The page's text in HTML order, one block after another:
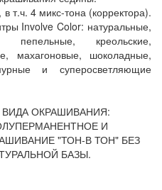
т.ч. 4 микс-тона (корректора).
Involve Color: натуральные,
пепельные, креольские,
махагоновые, шоколадные,
и суперосветляющие
ОКРАШИВАНИЯ:
И
"ТОН-В ТОН" БЕЗ
БАЗЫ.